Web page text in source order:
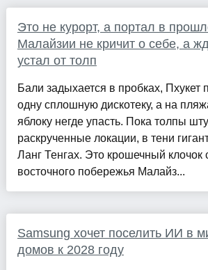
Это не курорт, а портал в
Малайзии не кричит о себе, а
устал от толп
Бали задыхается в пробках, Пхукет
одну сплошную дискотеку, а на
яблоку негде упасть. Пока толпы
раскрученные локации, в тени
Ланг Тенгах. Это крошечный клочок
восточного побережья Малайз...
Samsung хочет поселить ИИ в
домов к 2028 году